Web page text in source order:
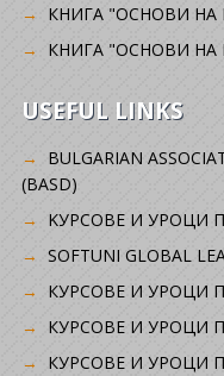
КНИГА "ОСНОВИ НА
КНИГА "ОСНОВИ НА
USEFUL LINKS
BULGARIAN
(BASD)
KУРСОВЕ И УРОЦИ
SOFTUNI GLOBAL
КУРСОВЕ И УРОЦИ
КУРСОВЕ И УРОЦИ
КУРСОВЕ И УРОЦИ